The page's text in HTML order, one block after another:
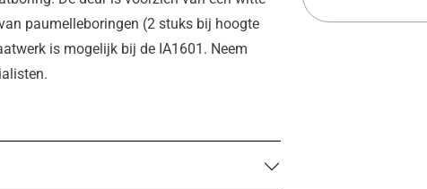
paumelleboringen (2 stuks bij hoogte
is mogelijk bij de IA1601. Neem